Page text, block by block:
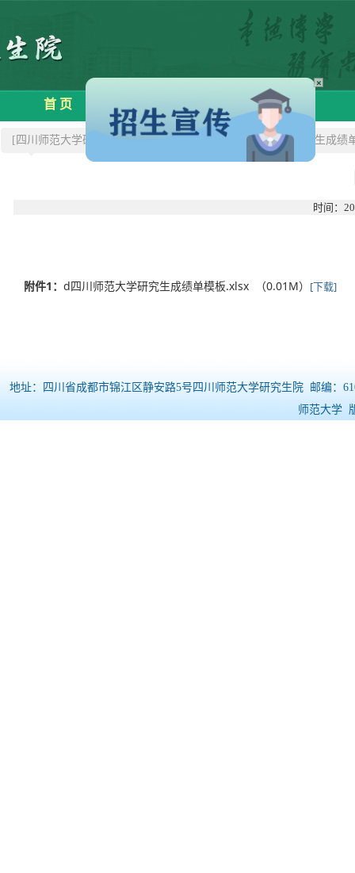
首 页 学院概况 招生信息
[四川师范大学研究生院] >>四川师范大学研究生成绩
时间：
附件1： d四川师范大学研究生成绩单模板.xlsx （0.01M） [下载]
地址：四川省成都市锦江区静安路5号四川师范大学研究生院 邮编：
师范大学
×